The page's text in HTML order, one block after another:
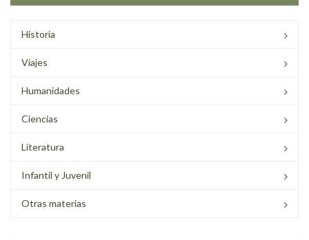
Historia
Viajes
Humanidades
Ciencias
Literatura
Infantil y Juvenil
Otras materias